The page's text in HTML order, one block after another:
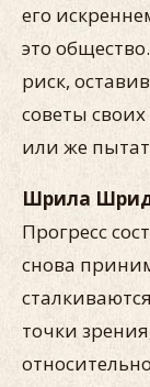
его
это
риск,
советы
или же
Шрила
Прогресс
снова
точки